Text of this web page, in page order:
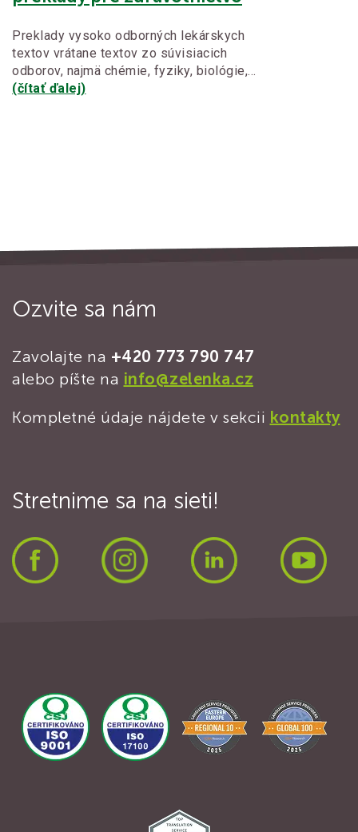
Preklady vysoko odborných lekárskych
textov vrátane textov zo súvisiacich
odborov, najmä chémie, fyziky, biológie,…
(čítať ďalej)
Ozvite sa nám
Zavolajte na +420 773 790 747
alebo píšte na info@zelenka.cz
Kompletné údaje nájdete v sekcii kontakty
Stretnime sa na sieti!